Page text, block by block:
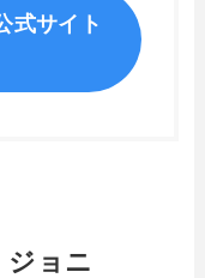
式サイト
ョニ